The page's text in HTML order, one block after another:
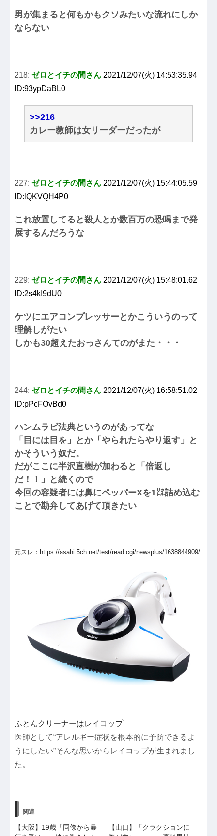
男が集まると何もかもクソみたいな流れにしか
ならない
218: ゼロとイチの間さん 2021/12/07(火) 14:53:35.94
ID:93ypDaBL0
>>216
カレー教師は女リーダーだったが
227: ゼロとイチの間さん 2021/12/07(火) 15:44:05.59
ID:lQKVQH4P0
これ放置してると殺人とか数百万の恐喝まで発
展するんだろうな
229: ゼロとイチの間さん 2021/12/07(火) 15:48:01.62
ID:2s4kI9dU0
ケツにエアコンプレッサーとかこういうのって
理解しがたい
しかも30超えたおっさんてのがまた・・・
244: ゼロとイチの間さん 2021/12/07(火) 16:58:51.02
ID:pPcFOvBd0
ハンムラビ法典というのがあってな
「目には目を」とか「やられたらやり返す」と
かそういう奴だ。
だがここに半沢直樹が加わると「倍返し
だ！！」と続くので
今回の容疑者には鼻にペッパーXを1㍑詰め込む
ことで勘弁してあげて頂きたい
元スレ： https://asahi.5ch.net/test/read.cgi/newsplus/1638844909/
ふとんクリーナーはレイコップ
医師として“アレルギー症状を根本的に予防できるよ
うにしたい”そんな思いからレイコップが生まれまし
た。
関連
【大阪】19歳「同僚から暴
【山口】「クラクションに